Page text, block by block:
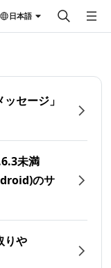
日本語
セージ」
未満
のサ
りや